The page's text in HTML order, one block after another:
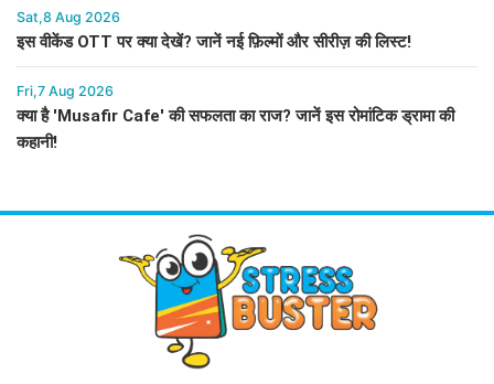
Sat,8 Aug 2026
इस वीकेंड OTT पर क्या देखें? जानें नई फ़िल्मों और सीरीज़ की लिस्ट!
Fri,7 Aug 2026
क्या है 'Musafir Cafe' की सफलता का राज? जानें इस रोमांटिक ड्रामा की
कहानी!